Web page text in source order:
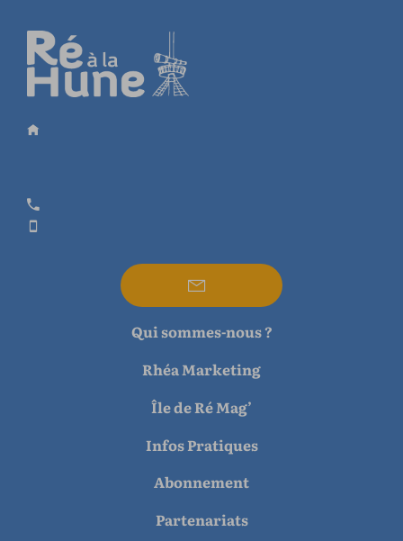
Qui sommes-nous ?
Rhéa Marketing
Île de Ré Mag’
Infos Pratiques
Abonnement
Partenariats